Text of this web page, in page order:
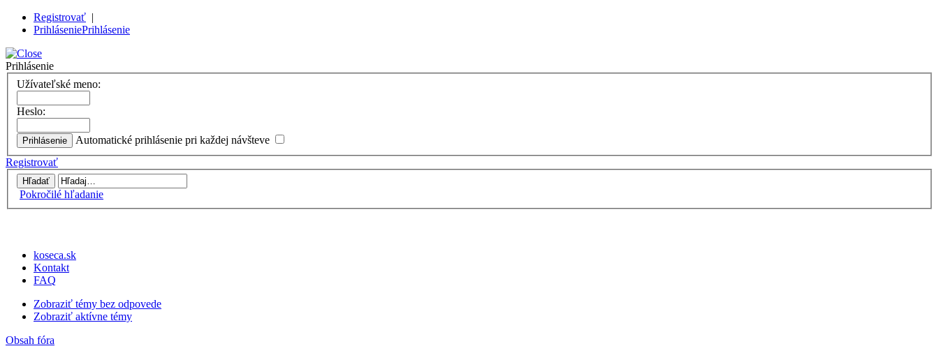
Registrovať |
PrihláseniePrihlásenie
Prihlásenie
Užívateľské meno:
Heslo:
Automatické prihlásenie pri každej návšteve
Registrovať
Pokročilé hľadanie
koseca.sk
Kontakt
FAQ
Zobraziť témy bez odpovede
Zobraziť aktívne témy
Obsah fóra